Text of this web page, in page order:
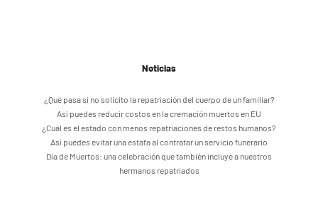
Noticias
¿Qué pasa si no solicito la repatriación del cuerpo de un familiar?
Así puedes reducir costos en la cremación muertos en EU
¿Cuál es el estado con menos repatriaciones de restos humanos?
Así puedes evitar una estafa al contratar un servicio funerario
Día de Muertos: una celebración que también incluye a nuestros
hermanos repatriados